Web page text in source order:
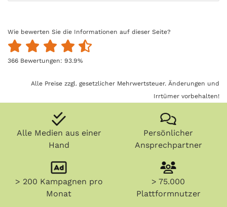
Wie bewerten Sie die Informationen auf dieser Seite?
366 Bewertungen: 93.9%
Alle Preise zzgl. gesetzlicher Mehrwertsteuer. Änderungen und
Irrtümer vorbehalten!
Alle Medien aus einer
Hand
Persönlicher
Ansprechpartner
> 200 Kampagnen pro
Monat
> 75.000
Plattformnutzer